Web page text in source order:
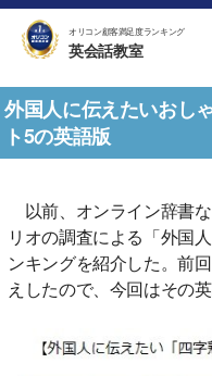
オリコン顧客満足度ランキング
英会話教室
外国人に伝えたいおし
ト5の英語版
以前、オンライン辞書
リオの調査による「外国
ンキングを紹介した。前
えしたので、今回はその